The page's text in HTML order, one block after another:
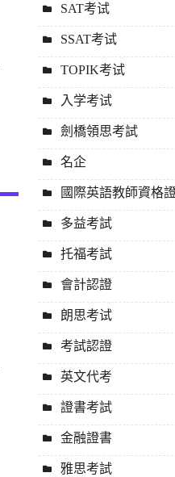
SAT考试
SSAT考试
TOPIK考试
入学考试
劍橋領思考試
名企
國際英語教師資格
多益考試
托福考試
會計認證
朗思考试
考試認證
英文代考
證書考試
金融證書
雅思考試